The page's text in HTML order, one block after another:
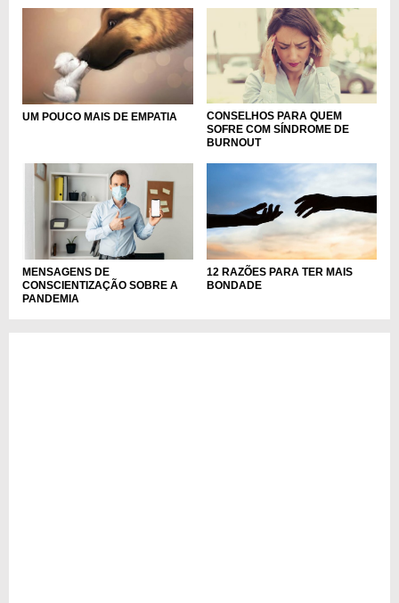
UM POUCO MAIS DE EMPATIA
CONSELHOS PARA QUEM
SOFRE COM SÍNDROME DE
BURNOUT
MENSAGENS DE
CONSCIENTIZAÇÃO SOBRE A
PANDEMIA
12 RAZÕES PARA TER MAIS
BONDADE